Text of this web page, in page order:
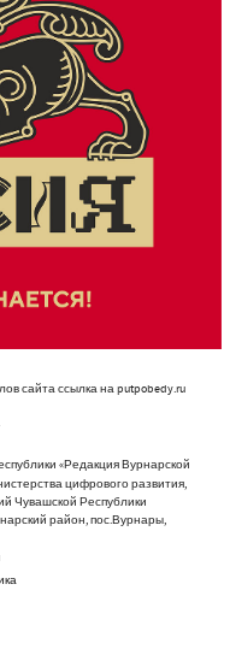
сайта ссылка на putpobedy.ru
«Редакция Вурнарской
цифрового развития,
Чувашской Республики
район, пос.Вурнары,